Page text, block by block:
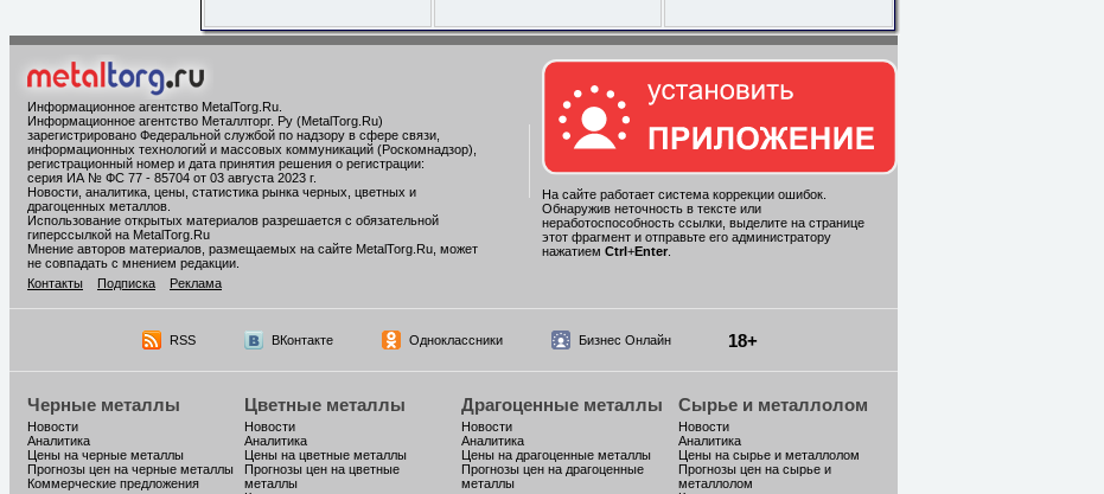
Информационное агентство MetalTorg.Ru
Информационное агентство Металлторг. Ру (MetalTorg.Ru)
зарегистрировано Федеральной службой по надзору в сфере связи,
информационных технологий и массовых коммуникаций (Роскомнадзор),
регистрационный номер и дата принятия решения о регистрации:
серия ИА № ФС 77 - 85704 от 03 августа 2023 г.
Новости, аналитика, цены, статистика рынка черных, цветных и
драгоценных металлов.
Использование открытых материалов разрешается с обязательной
гиперссылкой на MetalTorg.Ru
Мнение авторов материалов, размещаемых на сайте MetalTorg.Ru, может
не совпадать с мнением редакции.
Контакты
Подписка Реклама
На сайте работает система коррекции ошибок.
Обнаружив неточность в тексте или
неработоспособность ссылки, выделите на странице
этот фрагмент и отправьте его администратору
нажатием Ctrl +Enter.
RSS ВКонтакте Одноклассники Бизнес Онлайн 18+
Черные металлы
Новости
Аналитика
Цены на черные металлы
Прогнозы цен на черные металлы
Коммерческие предложения
Цветные металлы
Новости
Аналитика
Цены на цветные металлы
Прогнозы цен на цветные
металлы
Драгоценные металлы
Новости
Аналитика
Цены на драгоценные металлы
Прогнозы цен на драгоценные
металлы
Сырье и металлолом
Новости
Аналитика
Цены на сырье и металлолом
Прогнозы цен на сырье и
металлолом